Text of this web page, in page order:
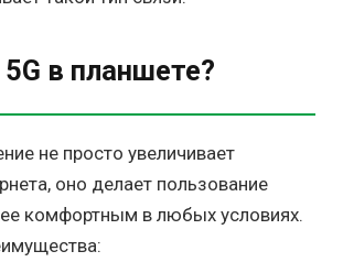
в планшете?
не просто увеличивает
оно делает пользование
комфортным в любых условиях.